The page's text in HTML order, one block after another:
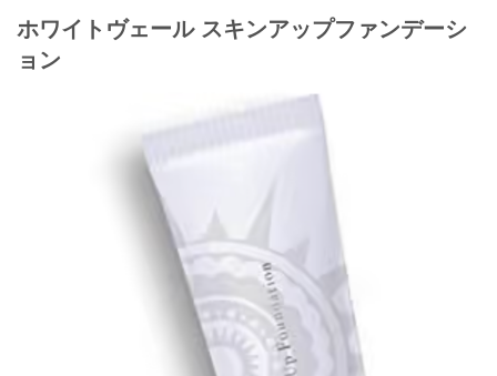
ホワイトヴェール スキンアップファンデーシ
ョン